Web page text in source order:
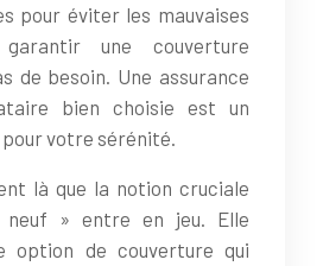
pour éviter les mauvaises
une couverture
de besoin. Une assurance
bien choisie est un
votre sérénité.
là que la notion cruciale
» entre en jeu. Elle
option de couverture qui